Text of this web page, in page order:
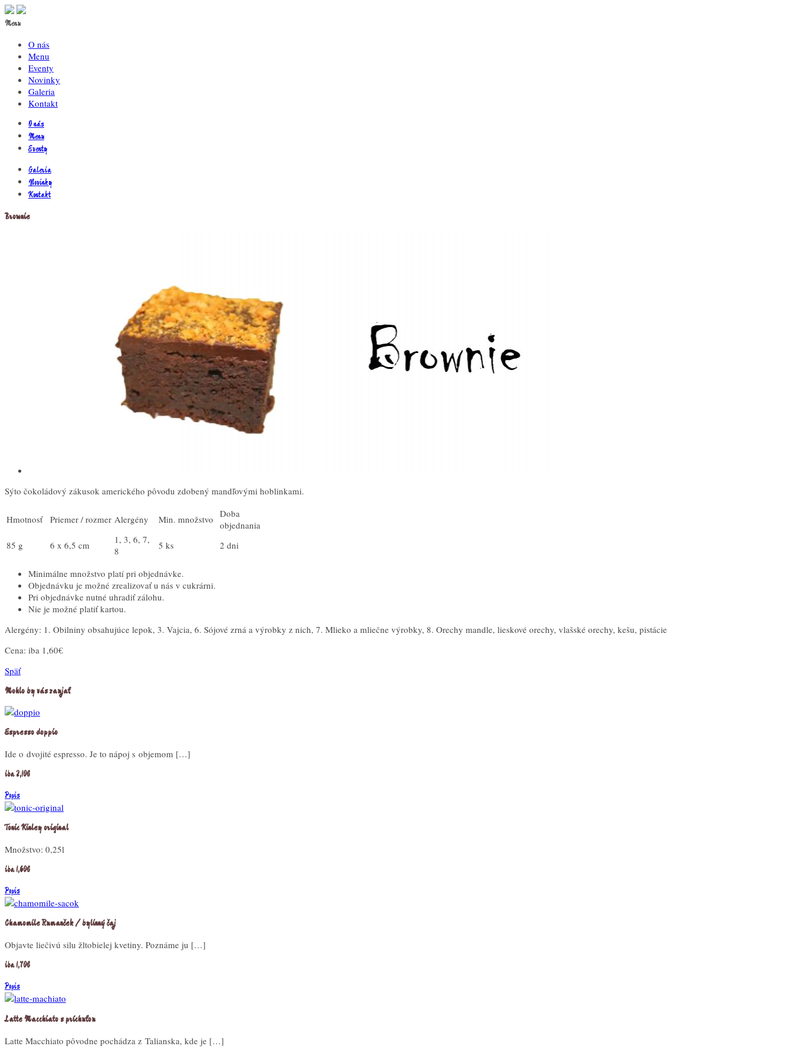
Menu
O nás
Menu
Eventy
Novinky
Galeria
Kontakt
O nás
Menu
Eventy
Galeria
Novinky
Kontakt
Brownie
Sýto čokoládový zákusok amerického pôvodu zdobený mandľovými hoblinkami.
Hmotnosť Priemer / rozmer Alergény Min. množstvo Doba
objednania
85 g
6 x 6,5 cm
1, 3, 6, 7,
8
5 ks 2 dni
Minimálne množstvo platí pri objednávke.
Objednávku je možné zrealizovať u nás v cukrárni.
Pri objednávke nutné uhradiť zálohu.
Nie je možné platiť kartou.
Alergény: 1. Obilniny obsahujúce lepok, 3. Vajcia, 6. Sójové zrná a výrobky z nich, 7. Mlieko a mliečne výrobky, 8. Orechy mandle, lieskové orechy, vlašské orechy, kešu, pistácie
Cena: iba 1,60€
Späť
Mohlo by vás zaujať
Espresso doppio
Ide o dvojité espresso. Je to nápoj s objemom […]
iba 2,10€
Popis
Tonic Kinley original
Množstvo: 0,25l
iba 1,60€
Popis
Chamomile Rumanček / bylinný čaj
Objavte liečivú silu žltobielej kvetiny. Poznáme ju […]
iba 1,70€
Popis
Latte Macchiato s príchuťou
Latte Macchiato pôvodne pochádza z Talianska, kde je […]